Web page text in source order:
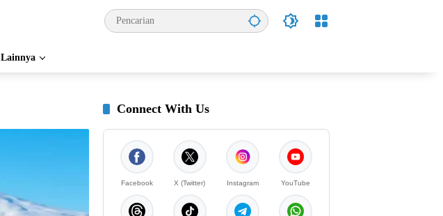
Lainnya
Connect With Us
Facebook X (Twitter) Instagram YouTube